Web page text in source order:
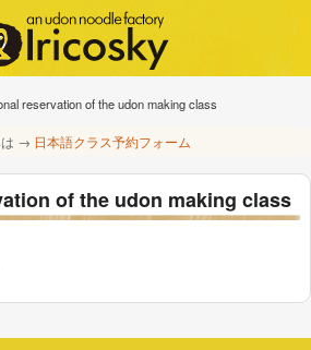
reservation of the udon making class
は → 日本語クラス予約フォーム
of the udon making class